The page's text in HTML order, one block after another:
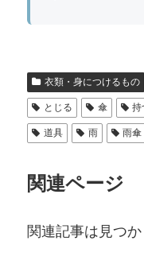
衣類・身につけるもの
とじる 傘 持
道具 雨 雨傘
関連ページ
関連記事は見つか